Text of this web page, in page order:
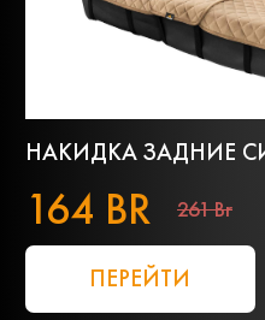
НАКИДКА ЗАДНИЕ
164 BR 261 Br
ПЕРЕЙТИ